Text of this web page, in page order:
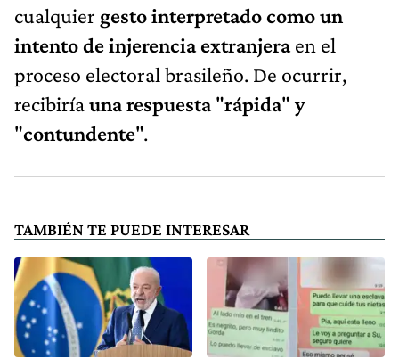
cualquier gesto interpretado como un
intento de injerencia extranjeraen el
proceso electoral brasileño. De ocurrir,
recibiríauna respuesta"rápida"y
"contundente".
TAMBIÉN TE PUEDE INTERESAR